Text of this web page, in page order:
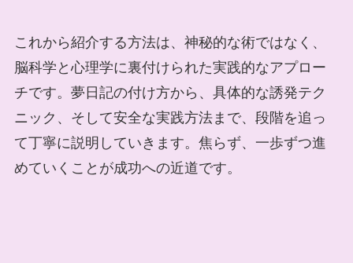
これから紹介する方法は、神秘的な術ではなく、
脳科学と心理学に裏付けられた実践的なアプロー
チです。夢日記の付け方から、具体的な誘発テク
ニック、そして安全な実践方法まで、段階を追っ
て丁寧に説明していきます。焦らず、一歩ずつ進
めていくことが成功への近道です。